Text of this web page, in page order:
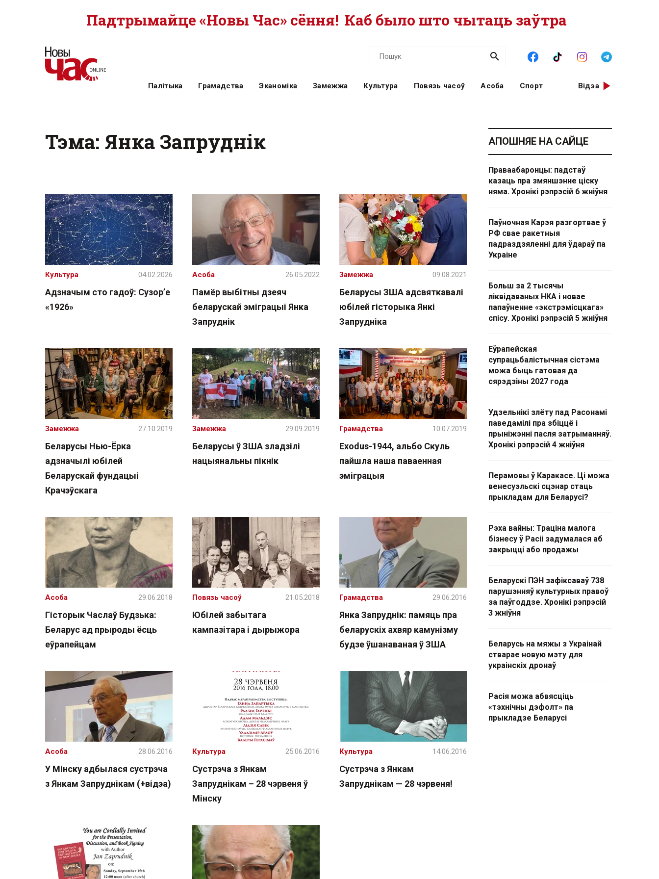
Падтрымайце «Новы Час» сёння! Каб было што чытаць заўтра
Палітыка Грамадства Эканоміка Замежжа Культура Повязь часоў Асоба Спорт Відэа
Тэма: Янка Запруднік
Адзначым сто гадоў: Сузор’е
«1926»
Культура 04.02.2026
Памёр выбітны дзеяч
беларускай эміграцыі Янка
Запруднік
Асоба 26.05.2022
Беларусы ЗША адсвяткавалі
юбілей гісторыка Янкі
Запрудніка
Замежжа 09.08.2021
Беларусы Нью-Ёрка
адзначылі юбілей
Беларускай фундацыі
Крачэўскага
Замежжа 27.10.2019
Беларусы ў ЗША зладзілі
нацыянальны пікнік
Замежжа 29.09.2019
Exodus-1944, альбо Скуль
пайшла наша паваенная
эміграцыя
Грамадства 10.07.2019
Гісторык Часлаў Будзька:
Беларус ад прыроды ёсць
еўрапейцам
Асоба 29.06.2018
Юбілей забытага
кампазітара і дырыжора
Повязь часоў 21.05.2018
Янка Запруднік: памяць пра
беларускіх ахвяр камунізму
будзе ўшанаваная ў ЗША
Грамадства 29.06.2016
У Мінску адбылася сустрэча
з Янкам Запруднікам (+відэа)
Асоба 28.06.2016
Сустрэча з Янкам
Запруднікам – 28 чэрвеня ў
Мінску
Культура 25.06.2016
Сустрэча з Янкам
Запруднікам — 28 чэрвеня!
Культура 14.06.2016
АПОШНЯЕ НА САЙЦЕ
Праваабаронцы: падстаў
казаць пра змяншэнне ціску
няма. Хронікі рэпрэсій 6 жніўня
Паўночная Карэя разгортвае ў
РФ свае ракетныя
падраздзяленні для ўдараў па
Украіне
Больш за 2 тысячы
ліквідаваных НКА і новае
папаўненне «экстрэмісцкага»
спісу. Хронікі рэпрэсій 5 жніўня
Еўрапейская
супрацьбалістычная сістэма
можа быць гатовая да
сярэдзіны 2027 года
Удзельнікі злёту пад Расонамі
паведамілі пра збіццё і
прыніжэнні пасля затрыманняў.
Хронікі рэпрэсій 4 жніўня
Перамовы ў Каракасе. Ці можа
венесуэльскі сцэнар стаць
прыкладам для Беларусі?
Рэха вайны: Траціна малога
бізнесу ў Расіі задумалася аб
закрыцці або продажы
Беларускі ПЭН зафіксаваў 738
парушэнняў культурных правоў
за паўгоддзе. Хронікі рэпрэсій
3 жніўня
Беларусь на мяжы з Украінай
стварае новую мэту для
украінскіх дронаў
Расія можа абвясціць
«тэхнічны дэфолт» па
прыкладзе Беларусі